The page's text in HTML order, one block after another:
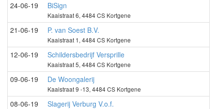
24-06-19
BiSign
Kaaistraat 6, 4484 CS Kortgene
21-06-19 P. van Soest B.V.
Kaaistraat 1, 4484 CS Kortgene
12-06-19 Schildersbedrijf Versprille
Kaaistraat 5, 4484 CS Kortgene
09-06-19 De Woongalerij
Kaaistraat 9 -13, 4484 CS Kortgene
08-06-19 Slagerij Verburg V.o.f.